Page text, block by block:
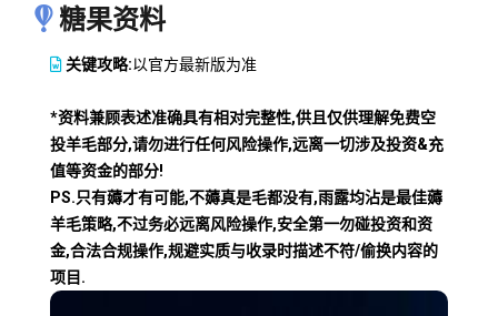
糖果资料
关键攻略:以官方最新版为准
*资料兼顾表述准确具有相对完整性,供且仅供理解免费空
投羊毛部分,请勿进行任何风险操作,远离一切涉及投资&充
值等资金的部分!
PS.只有薅才有可能,不薅真是毛都没有,雨露均沾是最佳薅
羊毛策略,不过务必远离风险操作,安全第一勿碰投资和资
金,合法合规操作,规避实质与收录时描述不符/偷换内容的
项目.